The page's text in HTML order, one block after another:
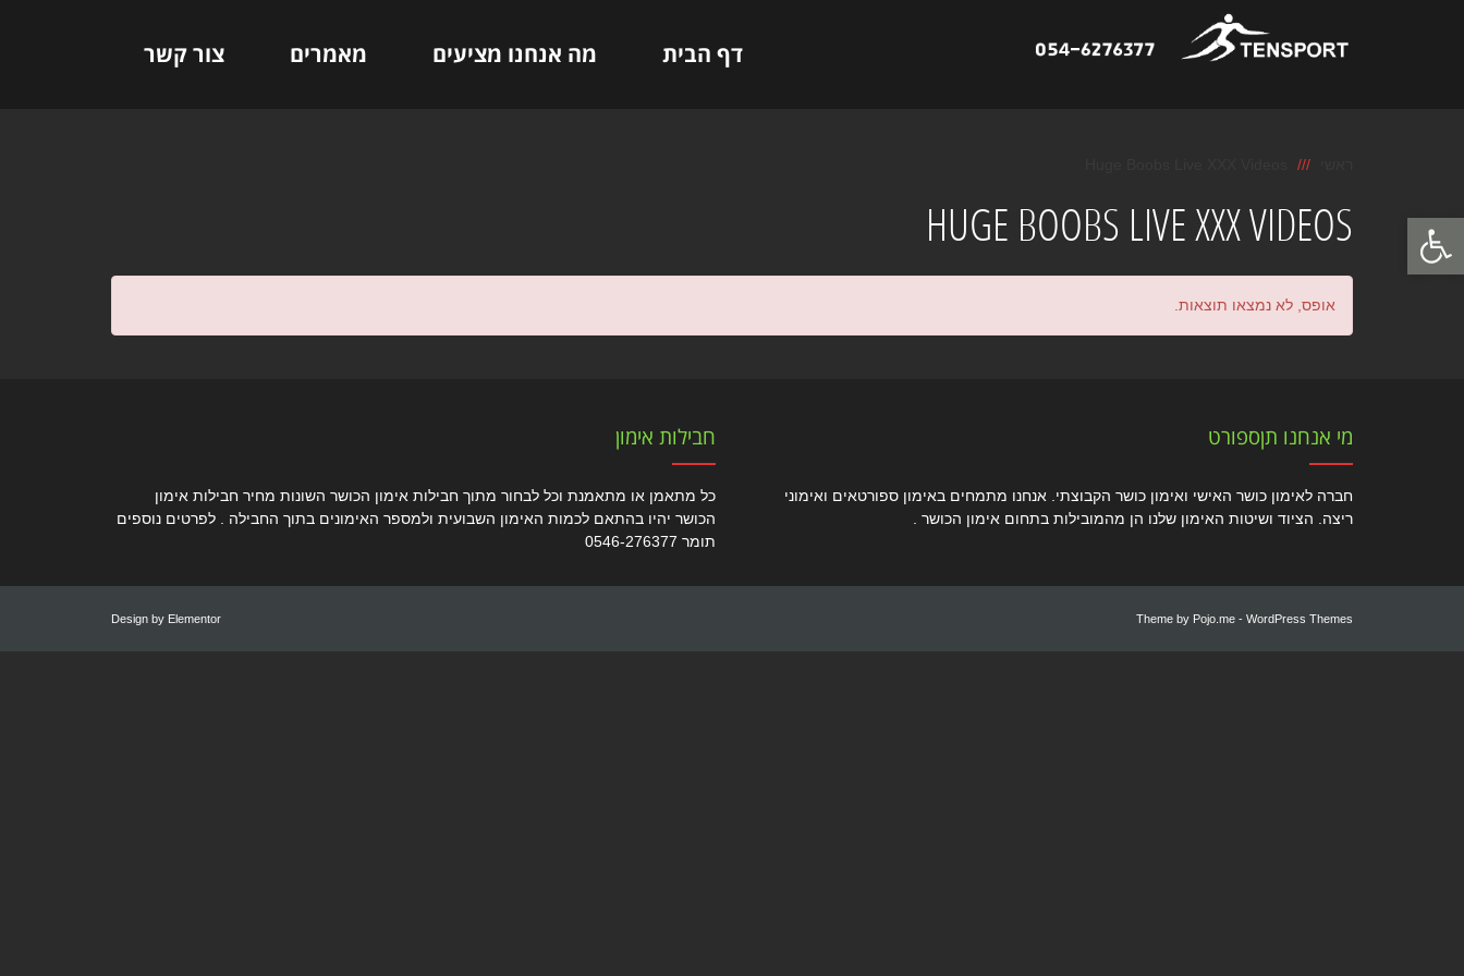
פתח סרגל נגישות
דף הבית מה אנחנו מציעים מאמרים צור קשר
HUGE BOOBS LIVE XXX VIDEOS
אופס, לא נמצאו תוצאות.
מי אנחנו תןספורט
חברה לאימון כושר האישי ואימון כושר הקבוצתי. אנחנו מתמחים באימון ספורטאים ואימוני
ריצה. הציוד ושיטות האימון שלנו הן מהמובילות בתחום אימון הכושר .
חבילות אימון
כל מתאמן או מתאמנת וכל לבחור מתוך חבילות אימון הכושר השונות מחיר חבילות אימון
הכושר יהיו בהתאם לכמות האימון השבועית ולמספר האימונים בתוך החבילה . לפרטים נוספים
תומר 0546-276377
Theme by Pojo.me - WordPress Themes
Design by Elementor